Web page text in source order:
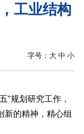
工业结构
字号： 大 中 小
规划研究工作，
新的精神，精心组